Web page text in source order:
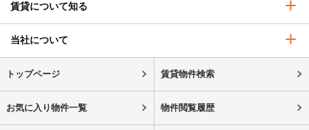
賃貸について知る
当社について
トップページ 賃貸物件検索
お気に入り物件一覧 物件閲覧履歴